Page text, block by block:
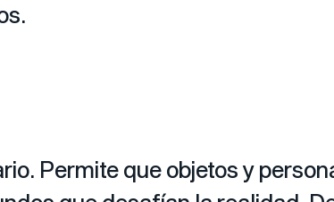
Permite que objetos y